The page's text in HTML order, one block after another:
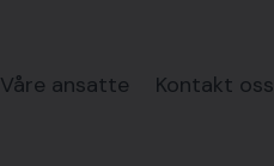
Våre ansatte Kontakt oss